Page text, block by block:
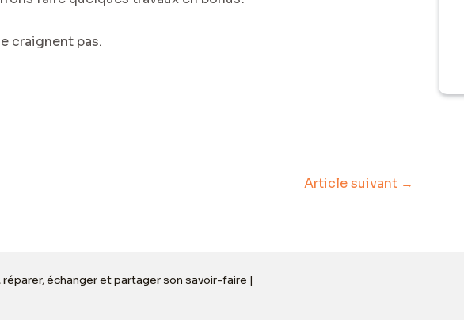
craignent pas.
Article suivant →
échanger et partager son savoir-faire |